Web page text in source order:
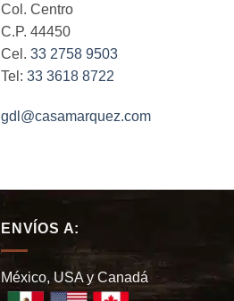
la
página
producto
Col. Centro
C.P. 44450
Cel. 33 2758 9503
Tel: 33 3618 8722
gdl@casamarquez.com
ENVÍOS A:
México, USA y Canadá